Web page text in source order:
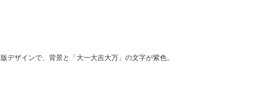
ザインで、背景と「大一大吉大万」の文字が紫色。